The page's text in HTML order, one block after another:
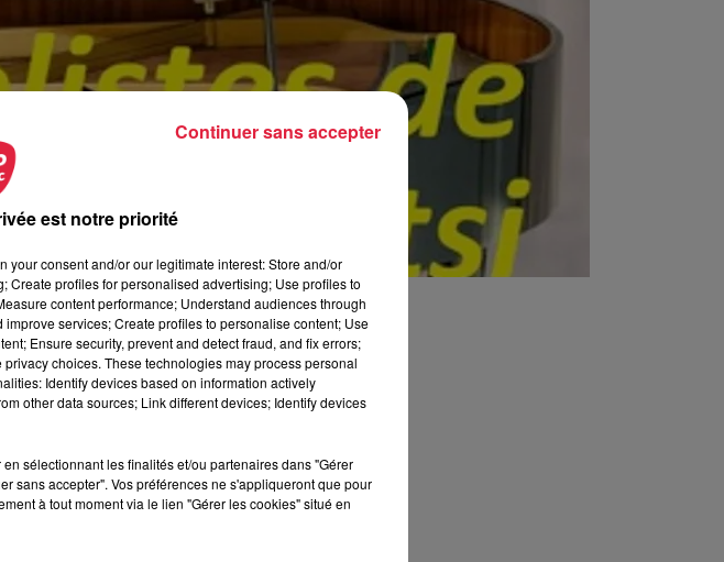
est notre priorité
your consent and/or our legitimate interest: Store and/or
Create profiles for personalised advertising; Use profiles to
content performance; Understand audiences through
services; Create profiles to personalise content; Use
Ensure security, prevent and detect fraud, and fix errors;
choices. These technologies may process personal
Identify devices based on information actively
other data sources; Link different devices; Identify devices
sélectionnant les finalités et/ou partenaires dans "Gérer
sans accepter". Vos préférences ne s'appliqueront que pour
à tout moment via le lien "Gérer les cookies" situé en
Continuer sans accepter